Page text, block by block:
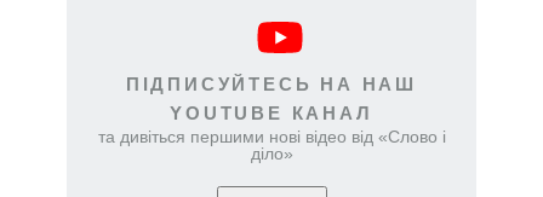
ПІДПИСУЙТЕСЬ НА НАШ
YOUTUBE КАНАЛ
та дивіться першими нові відео від «Слово і
діло»